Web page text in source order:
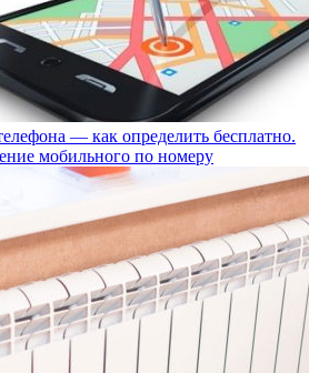
— как определить бесплатно.
мобильного по номеру